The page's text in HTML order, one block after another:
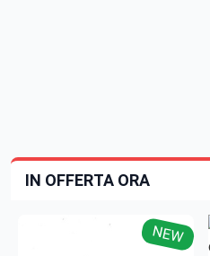
IN OFFERTA ORA
NEW